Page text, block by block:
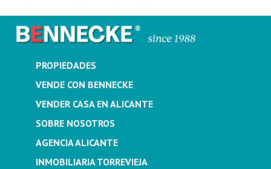
PROPIEDADES
VENDE CON BENNECKE
VENDER CASA EN ALICANTE
SOBRE NOSOTROS
AGENCIA ALICANTE
INMOBILIARIA TORREVIEJA